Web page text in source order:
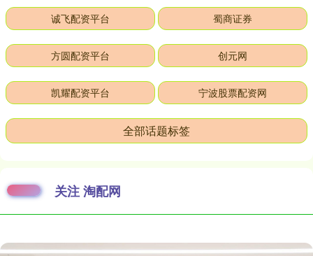
诚飞配资平台 蜀商证券
方圆配资平台 创元网
凯耀配资平台 宁波股票配资网
全部话题标签
关注 淘配网